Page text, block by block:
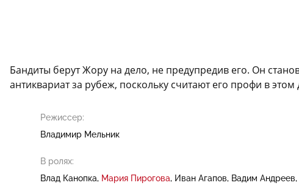
Бандиты берут Жору на дело, не предупредив его. Он
антиквариат за рубеж, поскольку считают его профи в этом
Режиссер:
Владимир Мельник
В ролях:
Влад Канопка
Мария Пирогова Иван Агапов Вадим Андреев